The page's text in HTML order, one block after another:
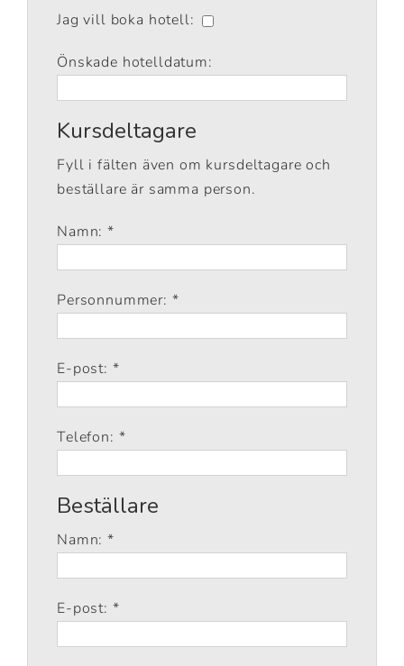
Jag vill boka hotell:
Önskade hotelldatum:
Kursdeltagare
Fyll i fälten även om kursdeltagare och
beställare är samma person.
Namn: *
Personnummer: *
E-post: *
Telefon: *
Beställare
Namn: *
E-post: *